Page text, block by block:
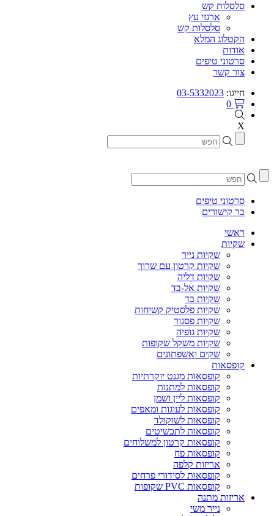
סלסלות קש
ארגזי עץ
סלסלות קש
הקטלוג המלא
אודות
סרטוני טיפים
צור קשר
חייגו: 03-5332023
0
X
סרטוני טיפים
בר קישורים
ראשי
שקיות
שקיות נייר
שקיות קרטון עם שרוך
שקיות דליה
שקיות אל-בד
שקיות בד
שקיות פלסטיק קשיחות
שקיות פסגור
שקיות גופיה
שקיות משקל שקופות
שקים ואשפתונים
קופסאות
קופסאות מגנט יוקרתיות
קופסאות למתנות
קופסאות ליין ושמן
קופסאות לעוגות ומאפים
קופסאות לשוקולד
קופסאות לתכשיטים
קופסאות קרטון למשלוחים
קופסאות פח
אריזות קלפה
קופסאות לסידורי פרחים
קופסאות PVC שקופות
אריזות מתנה
נייר משי